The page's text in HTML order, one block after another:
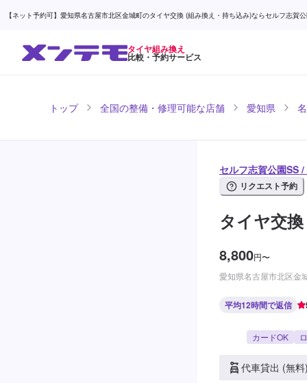
【ネット予約可】愛知県名古屋市北区金城町のタイヤ交換 (組み換え・持ち込み)ならセルフ志賀
タイヤ組み換え
比較・予約サービス
トップ 全国の整備・修理可能な店舗 愛知県
セルフ志賀公園SS
リクエスト予約
タイヤ交
8,800円〜
愛知県名古屋市北区金
平均12時間で返信
カードOK
代車貸出 (無